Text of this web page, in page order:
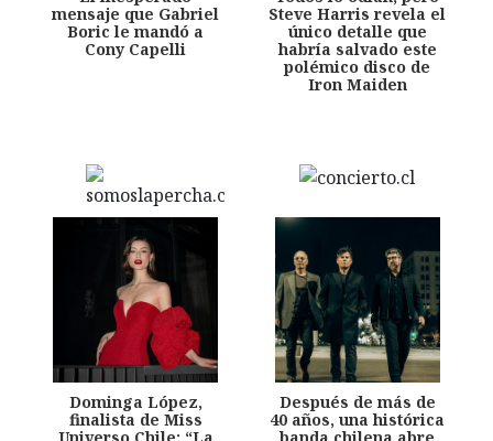
mensaje que Gabriel
Boric le mandó a
Cony Capelli
Steve Harris revela el
único detalle que
habría salvado este
polémico disco de
Iron Maiden
Dominga López,
finalista de Miss
Después de más de
40 años, una histórica